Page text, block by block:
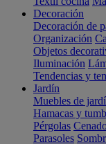
Decoración
Decoración de
Organización
Objetos
Iluminación
Tendencias y
Jardín
Muebles de
Hamacas y
Pérgolas
Parasoles